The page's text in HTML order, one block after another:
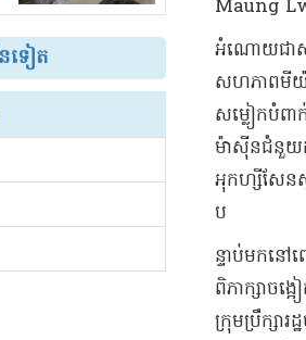
នទៀត
Maung
អំណោយ​ជា​សម្ភ
សហភាព​មី​យ៉
សម្លៀកបំព
ម៉ាស៊ីន​ជំនួយ​
អុក​ហ្សី​សែន​
​ប
ន្ទាប់មក​នៅ
ពិភាក្សា​ច
ក្រុមប្រឹក្សា​រ